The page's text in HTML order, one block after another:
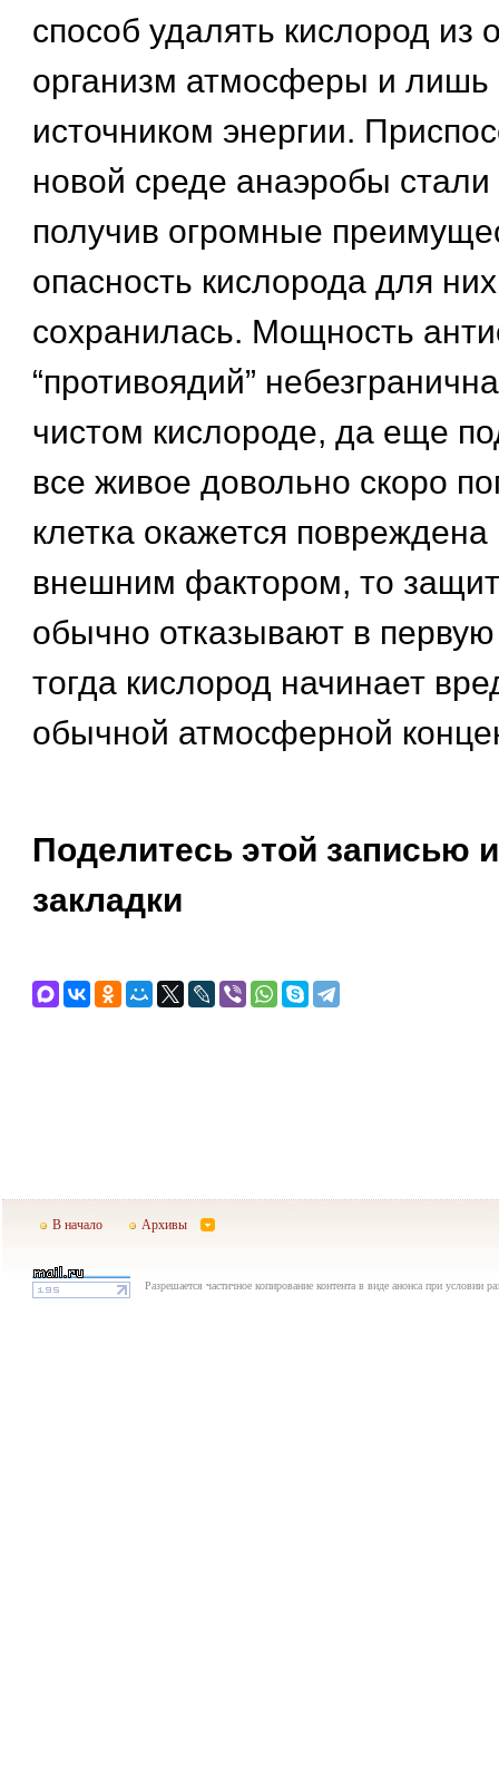
способ удалять кислород
организм атмосферы и лишь
источником энергии.
новой среде анаэробы
получив огромные
опасность кислорода для
сохранилась. Мощность
“противоядий”
чистом кислороде, да еще
все живое довольно скоро
клетка окажется
внешним фактором, то
обычно отказывают в
тогда кислород начинает
обычной атмосферной
Поделитесь этой записью
закладки
В начало Архивы
Разрешается частичное копирование контента в виде анонса при условии